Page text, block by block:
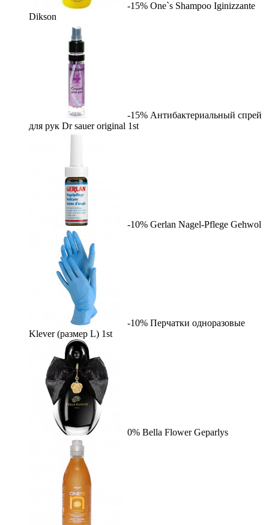
-15% One`s Shampoo Iginizzante
Dikson
-15% Антибактериальный спрей
для рук Dr sauer original 1st
-10% Gerlan Nagel-Pflege Gehwol
-10% Перчатки одноразовые
Klever (размер L) 1st
0% Bella Flower Geparlys